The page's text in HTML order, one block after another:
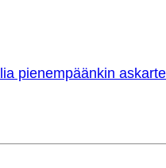
pienempäänkin